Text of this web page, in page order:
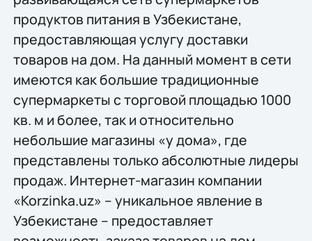
продуктов питания в Узбекистане,
предоставляющая услугу доставки
товаров на дом. На данный момент в сети
имеются как большие традиционные
супермаркеты с торговой площадью 1000
кв. м и более, так и относительно
небольшие магазины «у дома», где
представлены только абсолютные лидеры
продаж. Интернет-магазин компании
«Korzinka.uz» – уникальное явление в
Узбекистане – предоставляет